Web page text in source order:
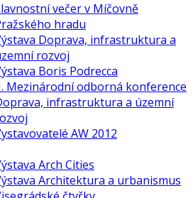
večer v Míčovně
hradu
Doprava, infrastruktura a
rozvoj
Boris Podrecca
Mezinárodní odborná konference
infrastruktura a územní
AW 2012
Arch Cities
Architektura a urbanismus